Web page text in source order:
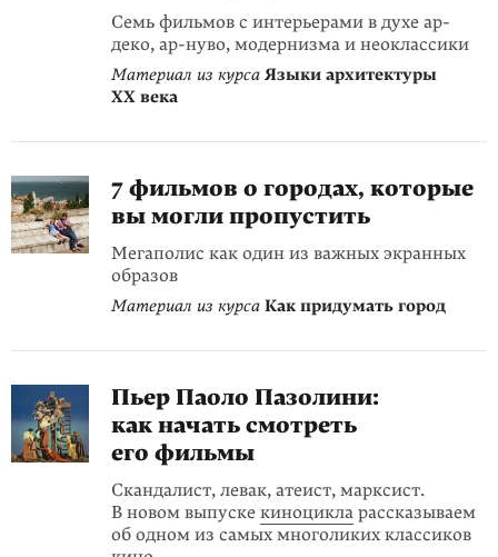
Семь фильмов с интерьерами в духе ар-
деко, ар-нуво, модернизма и неоклассики
Материал из курса Языки архитектуры
XX века
7 фильмов о городах, которые
вы могли пропустить
Мегаполис как один из важных экранных
образов
Материал из курса Как придумать город
Пьер Паоло Пазолини:
как начать смотреть
его фильмы
Скандалист, левак, атеист, марксист.
В новом выпуске киноцикла рассказываем
об одном из самых многоликих классиков